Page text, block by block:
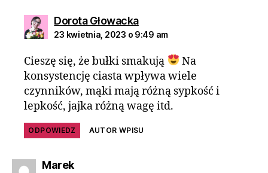
Dorota Głowacka
23 kwietnia, 2023 o 9:49 am
Cieszę się, że bułki smakują
Na
konsystencję ciasta wpływa wiele
czynników, mąki mają różną sypkość i
lepkość, jajka różną wagę itd.
ODPOWIEDZ AUTOR WPISU
Marek